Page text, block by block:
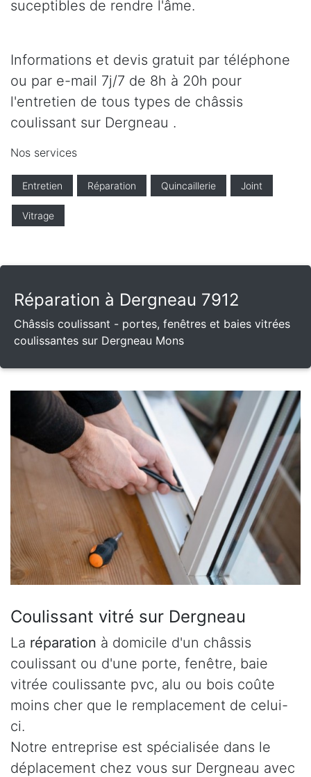
suceptibles de rendre l'âme.
Informations et devis gratuit par téléphone
ou par e-mail 7j/7 de 8h à 20h pour
l'entretien de tous types de châssis
coulissant sur Dergneau .
Nos services
Entretien Réparation Quincaillerie Joint
Vitrage
Réparation à Dergneau 7912
Châssis coulissant - portes, fenêtres et baies vitrées
coulissantes sur Dergneau Mons
Coulissant vitré sur Dergneau
La réparation à domicile d'un châssis
coulissant ou d'une porte, fenêtre, baie
vitrée coulissante pvc, alu ou bois coûte
moins cher que le remplacement de celui-
ci.
Notre entreprise est spécialisée dans le
déplacement chez vous sur Dergneau avec